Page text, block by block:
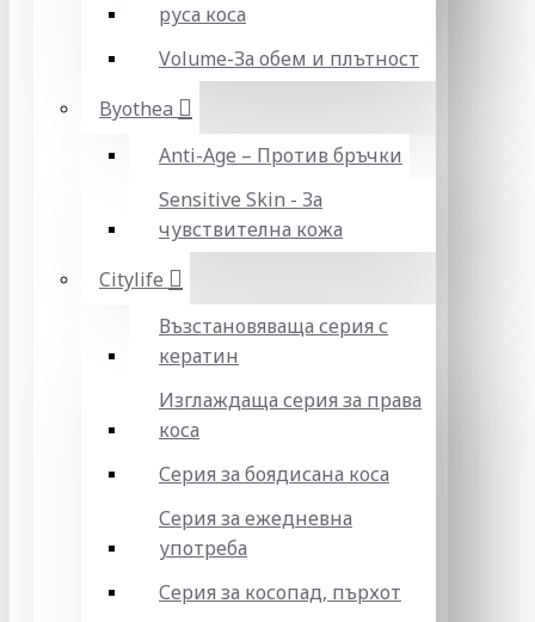
руса коса
Volume-За обем и плътност
Byothea
Anti-Age – Против бръчки
Sensitive Skin - За
чувствителна кожа
Citylife
Възстановяваща серия с
кератин
Изглаждаща серия за права
коса
Серия за боядисана коса
Серия за ежедневна
употреба
Серия за косопад, пърхот